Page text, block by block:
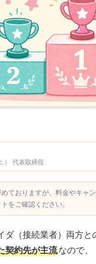
） 代表取締役
ておりますが、料金やキャ
をご確認ください。
ダ（接続業者）両方と
契約先が主流なので、